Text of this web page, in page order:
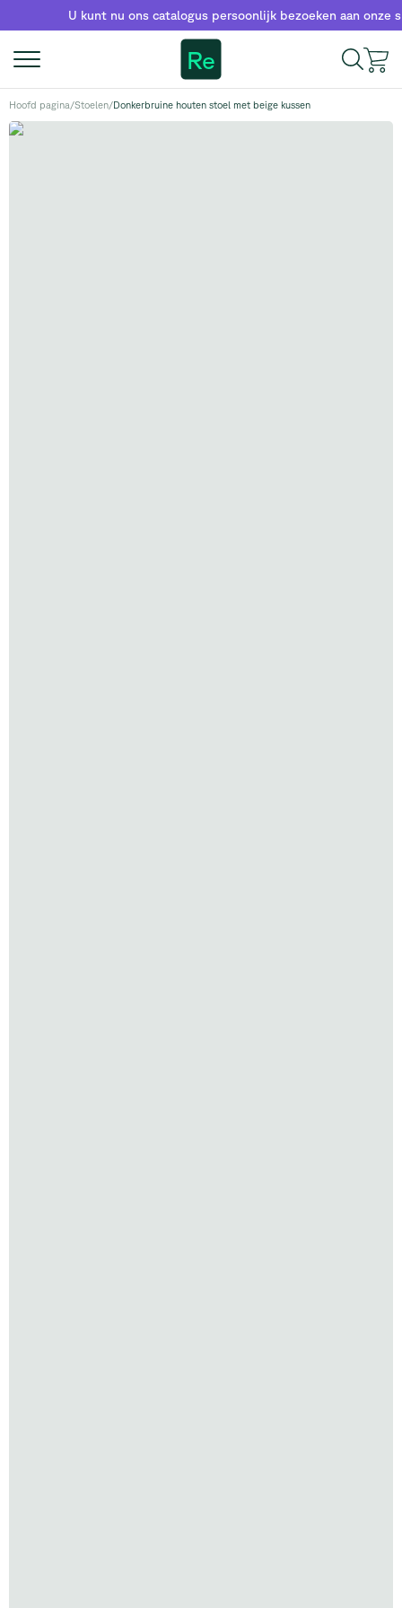
U kunt nu ons catalogus persoonlijk bezoeken aan onze
Re
Hoofd pagina/Stoelen/Donkerbruine houten stoel met beige kussen